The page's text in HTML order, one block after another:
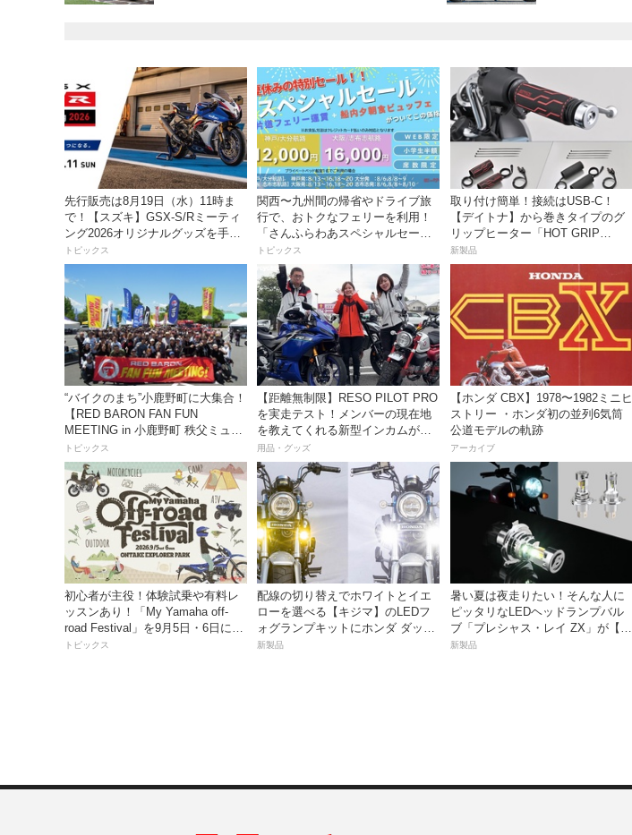
先行販売は8月19日（水）11時ま
で！【スズキ】GSX-S/Rミーティ
ング2026オリジナルグッズを手に
入れよう！
トピックス
関西〜九州間の帰省やドライブ旅
行で、おトクなフェリーを利用！
「さんふらわあスペシャルセー
ル」を期間限定で販売開始
トピックス
取り付け簡単！接続はUSB-C！
【デイトナ】から巻きタイプのグ
リップヒーター「HOT GRIP
WRAP HEAT」が登場
新製品
“バイクのまち”小鹿野町に大集合！
【RED BARON FAN FUN
MEETING in 小鹿野町 秩父ミュー
ズパーク】
トピックス
【距離無制限】RESO PILOT PRO
を実走テスト！メンバーの現在地
を教えてくれる新型インカムがめ
っちゃ便利な３つの理由【動画付
き】
用品・グッズ
【ホンダ CBX】1978〜1982ミニヒ
ストリー ・ホンダ初の並列6気筒
公道モデルの軌跡
アーカイブ
初心者が主役！体験試乗や有料レ
ッスンあり！「My Yamaha off-
road Festival」を9月5日・6日にオ
ンタケエクスプローラーパークで
トピックス
配線の切り替えでホワイトとイエ
ローを選べる【キジマ】のLEDフ
ォグランプキットにホンダ ダック
ス／グロム用が登場
新製品
暑い夏は夜走りたい！そんな人に
ピッタリなLEDヘッドランプバル
ブ「プレシャス・レイ ZX」が【デ
イトナ】から登場
新製品